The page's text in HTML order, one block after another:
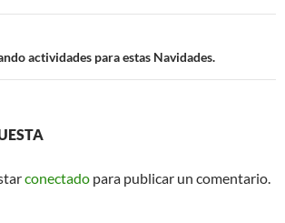
actividades para estas Navidades.
conectado para publicar un comentario.